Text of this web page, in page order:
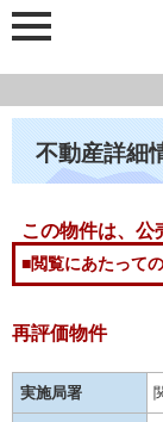
不動産詳細
この物件は、公
■閲覧にあたって
再評価物件
実施局署